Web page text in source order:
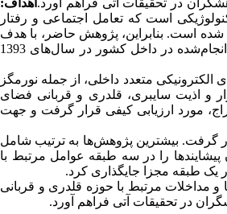
در تحقیقات آتی فراهم آورد. اهداف:
است که تعامل اجتماعی و رفتار
است. بنابراین، پژوهش حاضر، با هدف
شناسایی پیشایندها، پیامدها و مداخلات مرتبط با قلدری و قربانی سایبری در پژوهش‌های در دسترس انجام‌شده در داخل کشور در سال‌های 1393
متعدد داخلی، از جمله نورمگز
و اذیت سایبری، قلدری و قربانی فضای
مورد ارزیابی کیفی قرار گرفت و جهت
روی 30 پژوهش با 40 متغیر موردبررسی قرار گرفت. بیشترین پژوهش‌ها به ترتیب شامل
را در سه طبقه عوامل مرتبط با
یک طبقه مجزا جایگذاری کرد.
مداخلات مرتبط با حوزه قلدری و قربانی
در تحقیقات آتی فراهم آورد.